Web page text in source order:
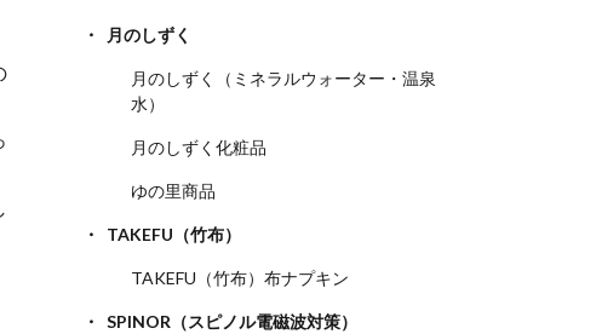
月のしずく
月のしずく（ミネラルウォーター・温泉
水）
月のしずく化粧品
ゆの里商品
TAKEFU（竹布）
TAKEFU（竹布）布ナプキン
SPINOR（スピノル電磁波対策）